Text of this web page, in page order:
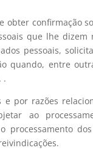
confirmação
que lhe
pessoais,
quando, entre
.
e por razões
ao
o processamento